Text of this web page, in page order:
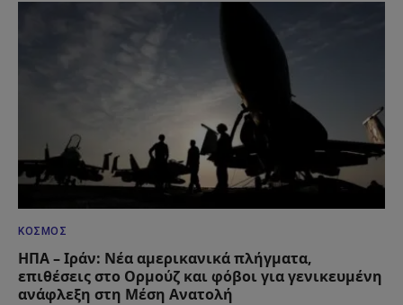
ΚΌΣΜΟΣ
ΗΠΑ – Ιράν: Νέα αμερικανικά πλήγματα,
επιθέσεις στο Ορμούζ και φόβοι για γενικευμένη
ανάφλεξη στη Μέση Ανατολή